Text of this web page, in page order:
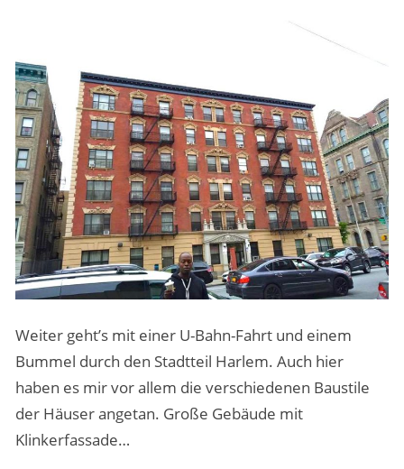
Weiter geht’s mit einer U-Bahn-Fahrt und einem
Bummel durch den Stadtteil Harlem. Auch hier
haben es mir vor allem die verschiedenen Baustile
der Häuser angetan. Große Gebäude mit
Klinkerfassade…